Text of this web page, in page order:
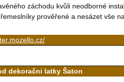
záchodu kvůli neodborné
prověřené a nesázet vše
dekoračni latky Šaton